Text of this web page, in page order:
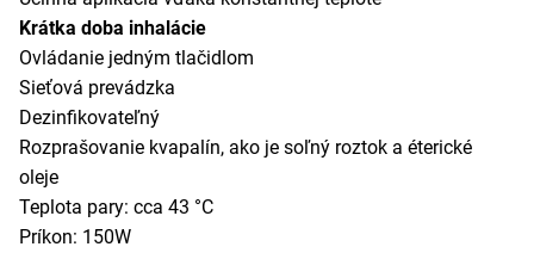
Krátka doba inhalácie
Ovládanie jedným tlačidlom
Sieťová prevádzka
Dezinfikovateľný
Rozprašovanie kvapalín, ako je soľný roztok a éterické
oleje
Teplota pary: cca 43 °C
Príkon: 150W